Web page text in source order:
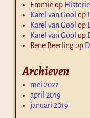
Emmieop
Karel van Gool op
Karel van Gool op
Karel van Gool op
Rene Beerlingop
Archieven
mei 2022
april 2019
januari 2019